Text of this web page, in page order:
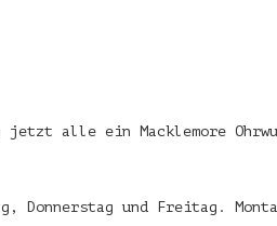
jetzt alle ein Macklemore
und Freitag.